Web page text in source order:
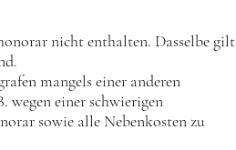
nicht enthalten. Dasselbe gilt
mangels einer anderen
wegen einer schwierigen
sowie alle Nebenkosten zu